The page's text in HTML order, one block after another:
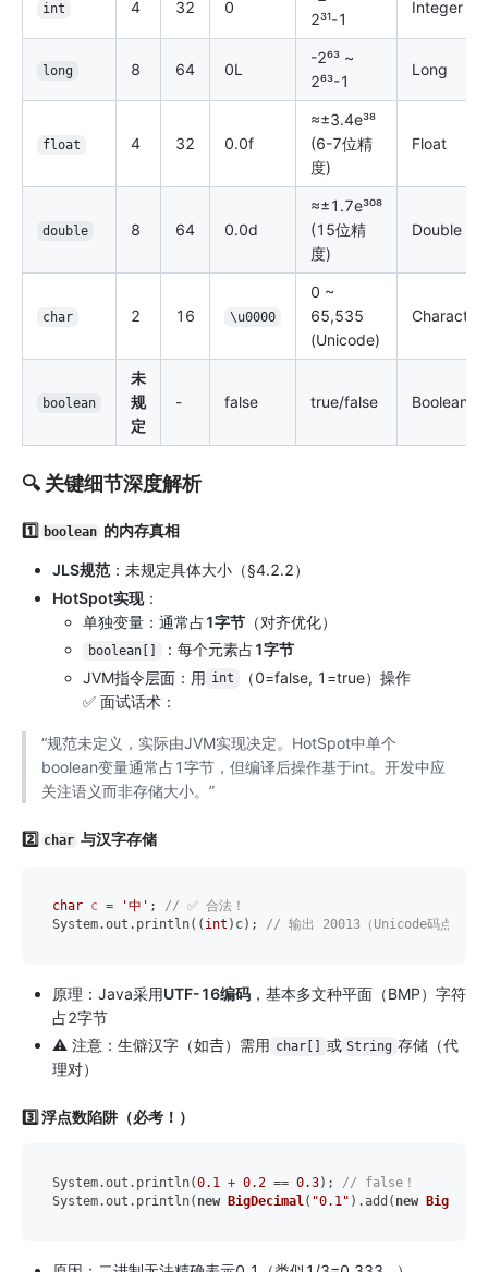
int 4 32 0
2³¹-1
Integer
long 8 64 0L
-2⁶³ ~
2⁶³-1
Long
float 4 32 0.0f
≈±3.4e³⁸
(6-7位精
度)
Float
double 8 64 0.0d
≈±1.7e³⁰⁸
(15位精
度)
Double
char 2 16 \u0000
0 ~
65,535
(Unicode)
Character
boolean
未
规
定
- false true/false Boolean
🔍 关键细节深度解析
1️⃣ boolean 的内存真相
JLS规范 ：未规定具体大小（§4.2.2）
HotSpot实现：
单独变量：通常占1字节 （对齐优化）
boolean[] ：每个元素占1字节
JVM指令层面：用 int
（0=false, 1=true）操作
✅ 面试话术：
“规范未定义，实际由JVM实现决定。HotSpot中单个
boolean变量通常占1字节，但编译后操作基于int。开发中应
关注语义而非存储大小。”
2️⃣ char 与汉字存储
char c = '中' ; // ✅ 合法！
System.out.println(( int )c); // 输出 20013（Unicode码点）
原理：Java采用UTF-16编码 ，基本多文种平面（BMP）字符
占2字节
⚠️ 注意：生僻汉字（如𠮷）需用 char[] 或 String 存储（代
理对）
3️⃣ 浮点数陷阱（必考！）
System.out.println(0.1 + 0.2 == 0.3); // false！
System.out.println( new BigDecimal( "0.1" ).add( new